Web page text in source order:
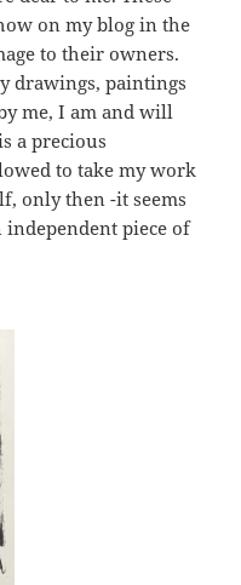
on my blog in the
to their owners.
drawings, paintings
me, I am and will
a precious
to take my work
only then -it seems
independent piece of